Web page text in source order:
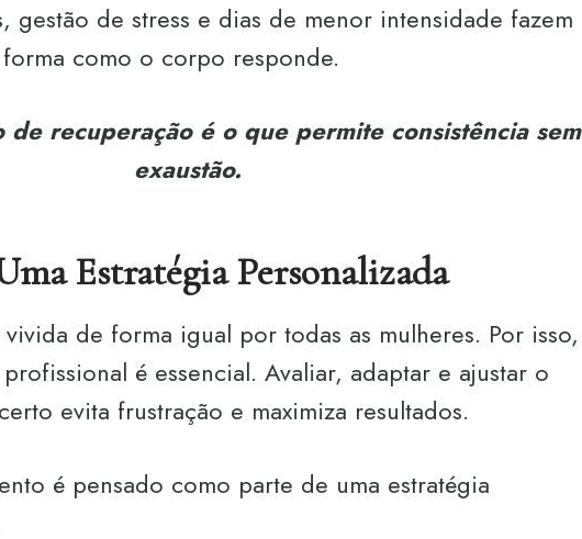
gestão de stress e dias de menor intensidade fazem
como o corpo responde.
de recuperação é o que permite consistência sem
exaustão.
Estratégia Personalizada
de forma igual por todas as mulheres. Por isso,
é essencial. Avaliar, adaptar e ajustar o
evita frustração e maximiza resultados.
é pensado como parte de uma estratégia